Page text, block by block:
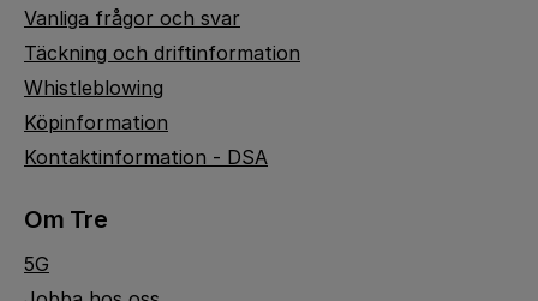
Vanliga frågor och svar
Täckning och driftinformation
Whistleblowing
Köpinformation
Kontaktinformation - DSA
Om Tre
5G